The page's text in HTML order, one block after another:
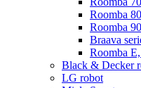
Roomba
Roomba
Braava
Roomba
Black & Decker
LG robot